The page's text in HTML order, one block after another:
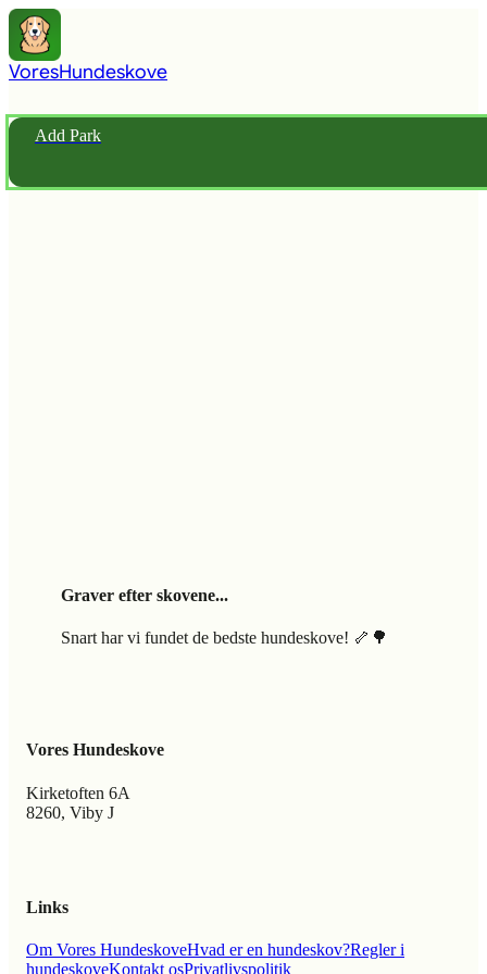
VoresHundeskove
Add Park
Graver efter skovene...
Snart har vi fundet de bedste hundeskove! 🦴🌳
Vores Hundeskove
Kirketoften 6A
8260, Viby J
Links
Om Vores HundeskoveHvad er en hundeskov?Regler i
hundeskoveKontakt osPrivatlivspolitik